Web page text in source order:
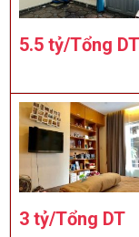
5.5 tỷ/Tổng DT
3 tỷ/Tổng DT